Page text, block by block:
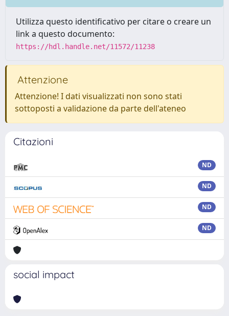
Utilizza questo identificativo per citare o creare un
link a questo documento:
https://hdl.handle.net/11572/11238
Attenzione
Attenzione! I dati visualizzati non sono stati
sottoposti a validazione da parte dell'ateneo
Citazioni
ND
ND
ND
ND
social impact